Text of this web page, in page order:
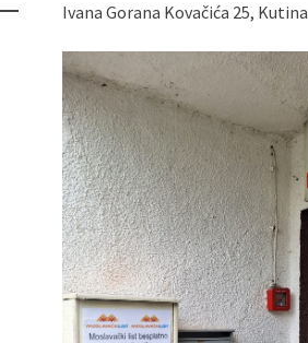
Ivana Gorana Kovačića 25, Kutina